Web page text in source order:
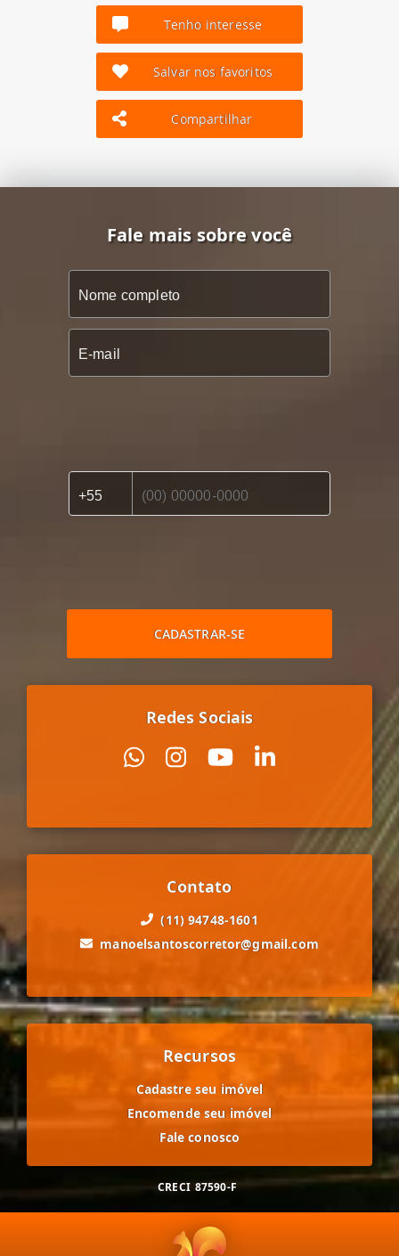
Tenho interesse
Salvar nos favoritos
Compartilhar
Fale mais sobre você
CADASTRAR-SE
Redes Sociais
Contato
(11) 94748-1601
manoelsantoscorretor@gmail.com
Recursos
Cadastre seu imóvel
Encomende seu imóvel
Fale conosco
CRECI 87590-F